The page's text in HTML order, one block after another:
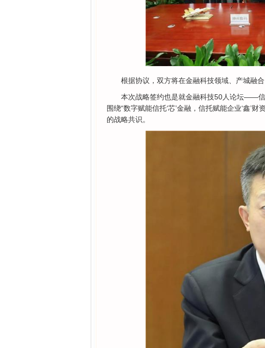
根据协议，双方将在金融科技领域、产城融
本次战略签约也是就金融科技50人论坛——
围绕“数字赋能信托‘芯’金融，信托赋能企业‘鑫’
的战略共识。